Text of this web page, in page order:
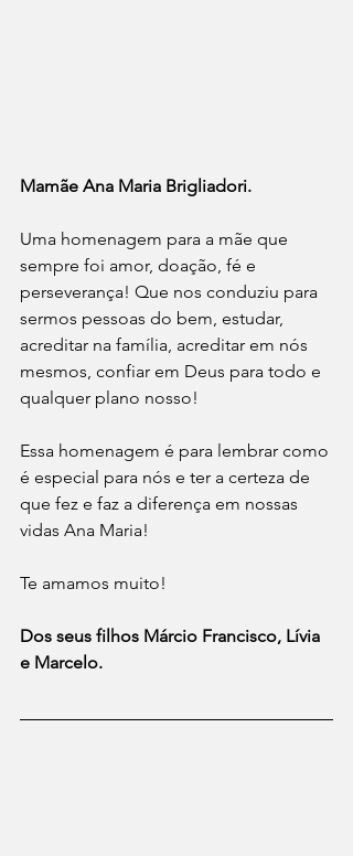
Mamãe Ana Maria Brigliadori.
Uma homenagem para a mãe que
sempre foi amor, doação, fé e
perseverança! Que nos conduziu para
sermos pessoas do bem, estudar,
acreditar na família, acreditar em nós
mesmos, confiar em Deus para todo e
qualquer plano nosso!
Essa homenagem é para lembrar como
é especial para nós e ter a certeza de
que fez e faz a diferença em nossas
vidas Ana Maria!
Te amamos muito!
Dos seus filhos Márcio Francisco, Lívia
e Marcelo.